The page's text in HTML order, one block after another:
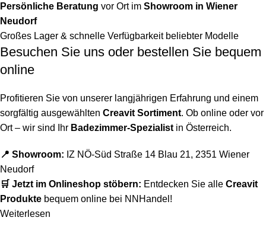
Persönliche Beratung vor Ort im Showroom in Wiener
Neudorf
Großes Lager & schnelle Verfügbarkeit beliebter Modelle
Besuchen Sie uns oder bestellen Sie bequem
online
Profitieren Sie von unserer langjährigen Erfahrung und einem
sorgfältig ausgewählten Creavit Sortiment. Ob online oder vor
Ort – wir sind Ihr Badezimmer-Spezialist in Österreich.
📍 Showroom: IZ NÖ-Süd Straße 14 Blau 21, 2351 Wiener
Neudorf
🛒 Jetzt im Onlineshop stöbern: Entdecken Sie alle Creavit
Produkte bequem online bei NNHandel!
Weiterlesen